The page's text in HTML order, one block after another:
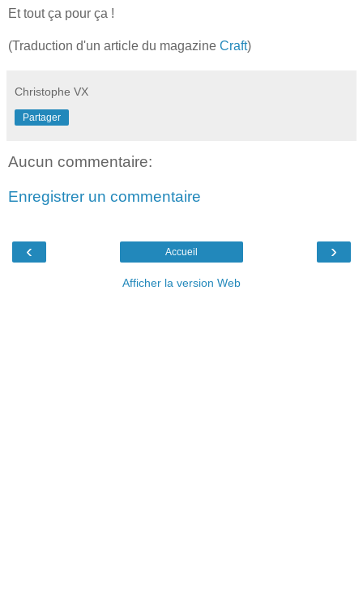
Et tout ça pour ça !
(Traduction d'un article du magazine Craft)
Christophe VX
Partager
Aucun commentaire:
Enregistrer un commentaire
‹ ›
Accueil
Afficher la version Web